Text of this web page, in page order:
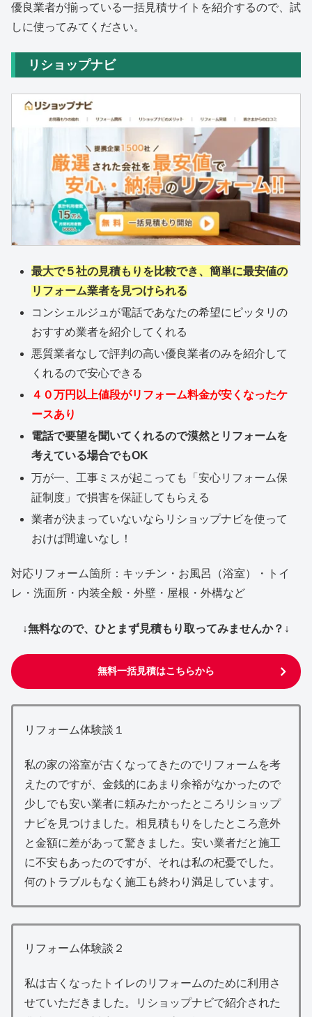
優良業者が揃っている一括見積サイトを紹介するので、試
しに使ってみてください。
リショップナビ
最大で５社の見積もりを比較でき、簡単に最安値の
リフォーム業者を見つけられる
コンシェルジュが電話であなたの希望にピッタリの
おすすめ業者を紹介してくれる
悪質業者なしで評判の高い優良業者のみを紹介して
くれるので安心できる
４０万円以上値段がリフォーム料金が安くなったケ
ースあり
電話で要望を聞いてくれるので漠然とリフォームを
考えている場合でもOK
万が一、工事ミスが起こっても「安心リフォーム保
証制度」で損害を保証してもらえる
業者が決まっていないならリショップナビを使って
おけば間違いなし！
対応リフォーム箇所：キッチン・お風呂（浴室）・トイ
レ・洗面所・内装全般・外壁・屋根・外構など
↓無料なので、ひとまず見積もり取ってみませんか？↓
無料一括見積はこちらから
リフォーム体験談１
私の家の浴室が古くなってきたのでリフォームを考
えたのですが、金銭的にあまり余裕がなかったので
少しでも安い業者に頼みたかったところリショップ
ナビを見つけました。相見積もりをしたところ意外
と金額に差があって驚きました。安い業者だと施工
に不安もあったのですが、それは私の杞憂でした。
何のトラブルもなく施工も終わり満足しています。
リフォーム体験談２
私は古くなったトイレのリフォームのために利用さ
せていただきました。リショップナビで紹介された